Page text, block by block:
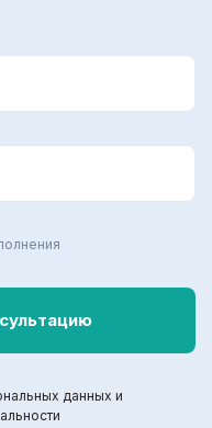
данных и